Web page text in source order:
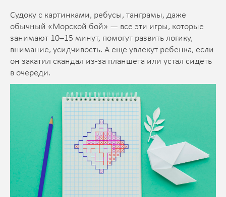
Судоку с картинками, ребусы, танграмы, даже
обычный «Морской бой» — все эти игры, которые
занимают 10–15 минут, помогут развить логику,
внимание, усидчивость. А еще увлекут ребенка, если
он закатил скандал из-за планшета или устал сидеть
в очереди.